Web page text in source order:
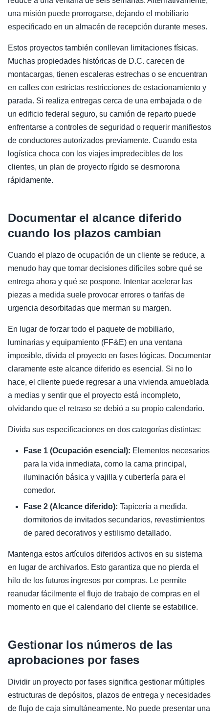
una misión puede prorrogarse, dejando el mobiliario
especificado en un almacén de recepción durante meses.
Estos proyectos también conllevan limitaciones físicas.
Muchas propiedades históricas de D.C. carecen de
montacargas, tienen escaleras estrechas o se encuentran
en calles con estrictas restricciones de estacionamiento y
parada. Si realiza entregas cerca de una embajada o de
un edificio federal seguro, su camión de reparto puede
enfrentarse a controles de seguridad o requerir manifiestos
de conductores autorizados previamente. Cuando esta
logística choca con los viajes impredecibles de los
clientes, un plan de proyecto rígido se desmorona
rápidamente.
Documentar el alcance diferido
cuando los plazos cambian
Cuando el plazo de ocupación de un cliente se reduce, a
menudo hay que tomar decisiones difíciles sobre qué se
entrega ahora y qué se pospone. Intentar acelerar las
piezas a medida suele provocar errores o tarifas de
urgencia desorbitadas que merman su margen.
En lugar de forzar todo el paquete de mobiliario,
luminarias y equipamiento (FF&E) en una ventana
imposible, divida el proyecto en fases lógicas. Documentar
claramente este alcance diferido es esencial. Si no lo
hace, el cliente puede regresar a una vivienda amueblada
a medias y sentir que el proyecto está incompleto,
olvidando que el retraso se debió a su propio calendario.
Divida sus especificaciones en dos categorías distintas:
Fase 1 (Ocupación esencial): Elementos necesarios
para la vida inmediata, como la cama principal,
iluminación básica y vajilla y cubertería para el
comedor.
Fase 2 (Alcance diferido): Tapicería a medida,
dormitorios de invitados secundarios, revestimientos
de pared decorativos y estilismo detallado.
Mantenga estos artículos diferidos activos en su sistema
en lugar de archivarlos. Esto garantiza que no pierda el
hilo de los futuros ingresos por compras. Le permite
reanudar fácilmente el flujo de trabajo de compras en el
momento en que el calendario del cliente se estabilice.
Gestionar los números de las
aprobaciones por fases
Dividir un proyecto por fases significa gestionar múltiples
estructuras de depósitos, plazos de entrega y necesidades
de flujo de caja simultáneamente. No puede presentar una